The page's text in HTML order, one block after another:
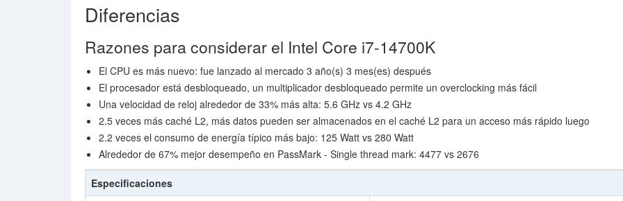
Diferencias
Razones para considerar el Intel Core i7-14700K
El CPU es más nuevo: fue lanzado al mercado 3 año(s) 3 mes(es) después
El procesador está desbloqueado, un multiplicador desbloqueado permite un overclocking más fácil
Una velocidad de reloj alrededor de 33% más alta: 5.6 GHz vs 4.2 GHz
2.5 veces más caché L2, más datos pueden ser almacenados en el caché L2 para un acceso más rápido luego
2.2 veces el consumo de energía típico más bajo: 125 Watt vs 280 Watt
Alrededor de 67% mejor desempeño en PassMark - Single thread mark: 4477 vs 2676
Especificaciones